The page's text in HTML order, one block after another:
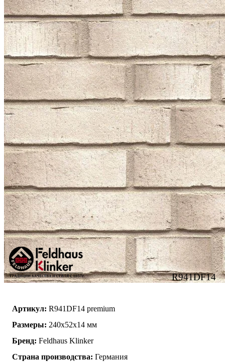
R941DF14
Артикул: R941DF14 premium
Размеры: 240x52x14 мм
Бренд: Feldhaus Klinker
Страна производства: Германия